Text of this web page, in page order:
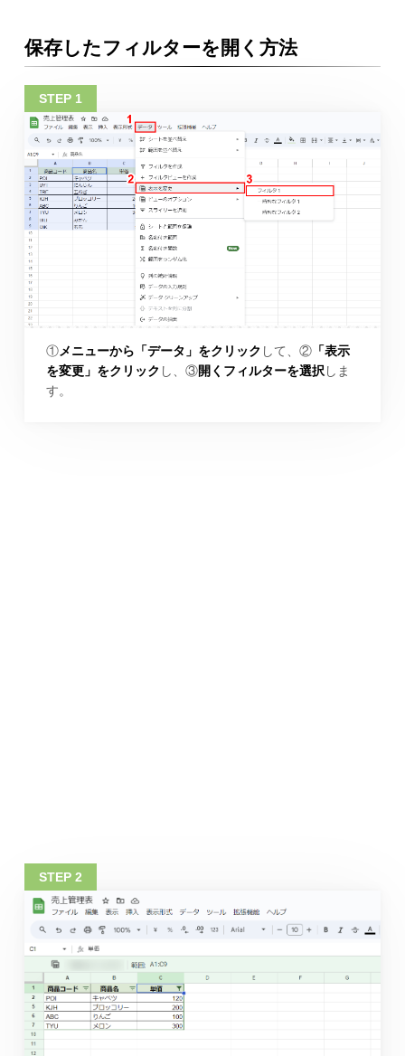
保存したフィルターを開く方法
①メニューから「データ」をクリック して、②「表示
を変更」をクリック し、③開くフィルターを選択しま
す。